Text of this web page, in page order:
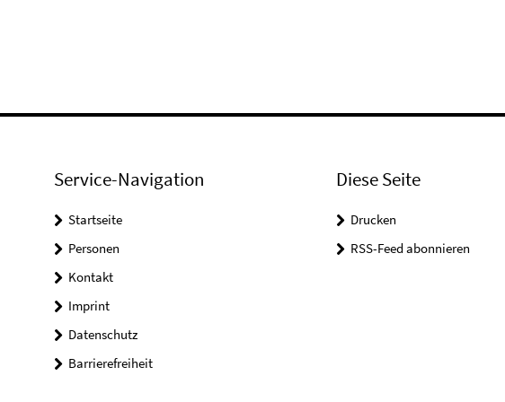
Service-Navigation
Startseite
Personen
Kontakt
Imprint
Datenschutz
Barrierefreiheit
Diese Seite
Drucken
RSS-Feed abonnieren